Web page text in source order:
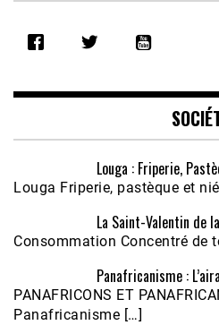
RSS FEED
EMBED
Écoutez le parcours de
Nobana (Podologue)
Feb 24, 2021 • 28mn
Louga : Friperie,
Louga Friperie, pastèque et
La Saint-Valentin de
Consommation Concentré de
Panafricanisme :
PANAFRICONS ET
Panafricanisme […]